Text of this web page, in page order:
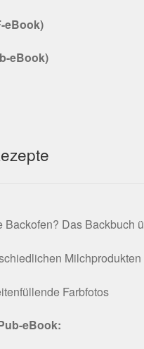
eBook)
eBook)
Das Backbuch
Farbfotos
eBook: